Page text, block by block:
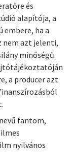
és
alapítója, a
ha a
azt jelenti,
minőségű.
a producer azt
fantom,
nyilvános